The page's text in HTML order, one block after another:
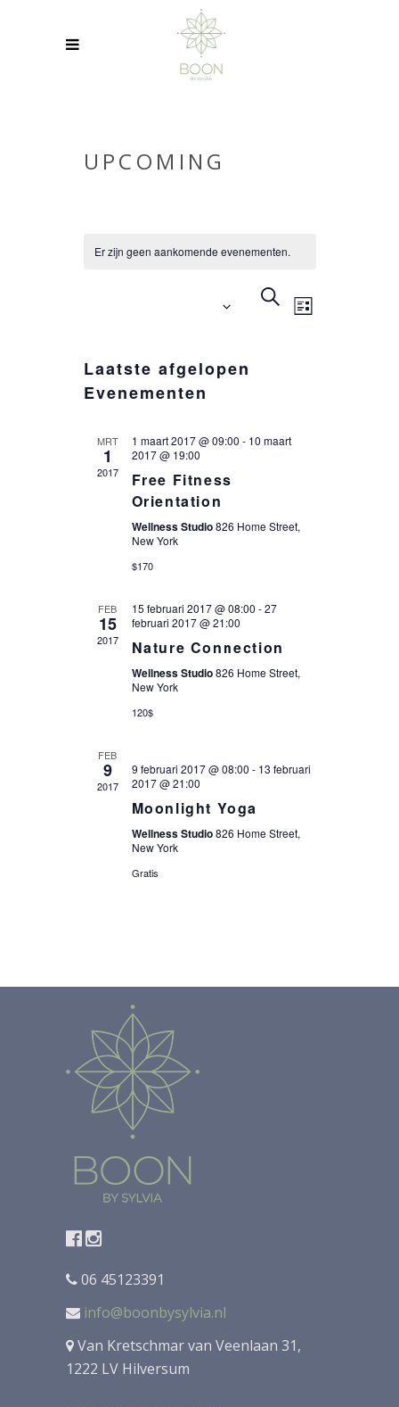
UPCOMING
Er zijn geen aankomende evenementen.
ZOEKEN
ZOEKEN
LIJST
een
datum.
Laatste afgelopen
Evenementen
MRT
1
2017
1 maart 2017 @ 09:00 - 10 maart
2017 @ 19:00
Free Fitness
Orientation
Wellness Studio826 Home Street,
New York
$170
FEB
15
2017
15 februari 2017 @ 08:00 -27
februari 2017 @ 21:00
Nature Connection
Wellness Studio826 Home Street,
New York
120$
FEB
9
2017
9 februari 2017 @ 08:00 - 13 februari
2017 @ 21:00
Moonlight Yoga
Wellness Studio826 Home Street,
New York
Gratis
06 45123391
info@boonbysylvia.nl
Van Kretschmar van Veenlaan 31,
1222 LV Hilversum